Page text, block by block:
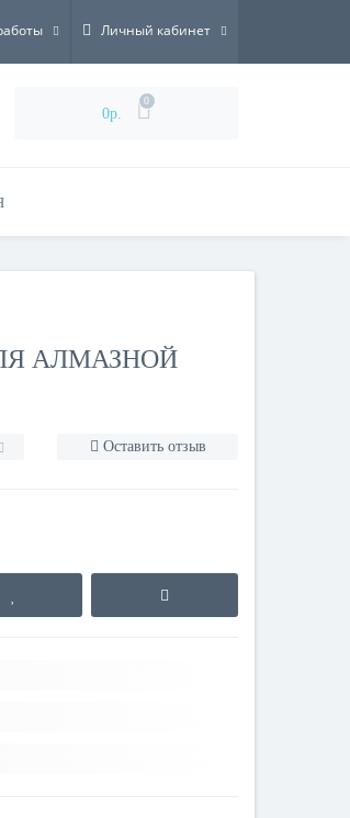
Личный кабинет
0р.
0
АЛМАЗНОЙ
Оставить отзыв